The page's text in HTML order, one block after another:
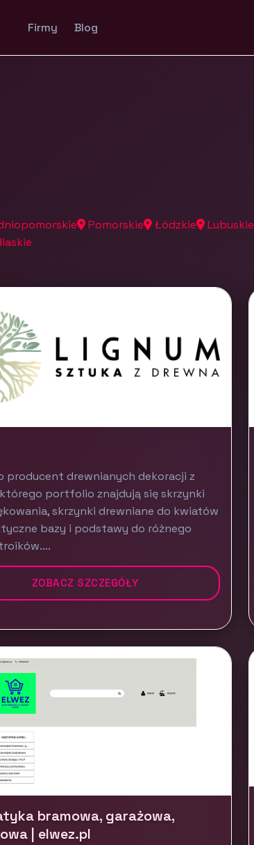
Firmy Blog
Pomorskie Łódzkie Lubuskie
producent drewnianych dekoracji z
którego portfolio znajdują się skrzynki
skrzynki drewniane do kwiatów
bazy i podstawy do różnego
ZOBACZ SZCZEGÓŁY
bramowa, garażowa,
| elwez.pl